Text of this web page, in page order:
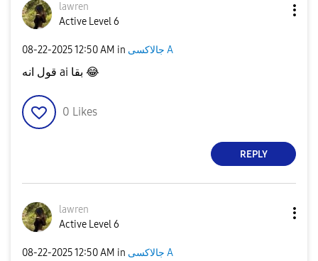
lawren
Active Level 6
‎08-22-202512:50 AM in جالاكسى A
😂
0 Likes
REPLY
lawren
Active Level 6
‎08-22-202512:50 AM in جالاكسى A